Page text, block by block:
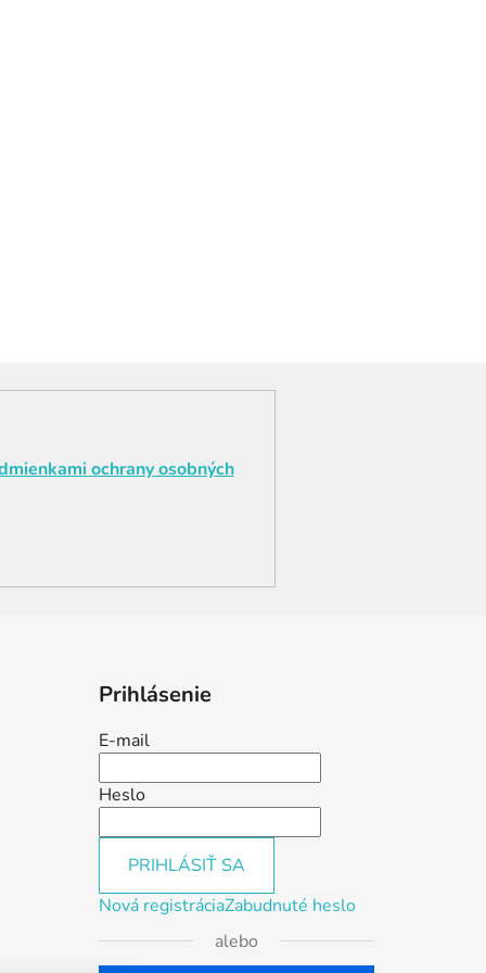
ochrany osobných
Prihlásenie
E-mail
Heslo
PRIHLÁSIŤ SA
Nová registráciaZabudnuté heslo
alebo